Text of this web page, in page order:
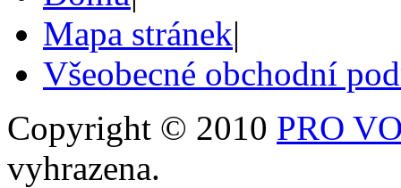
Mapa stránek|
Všeobecné obchodní
Copyright © 2010 PRO
vyhrazena.